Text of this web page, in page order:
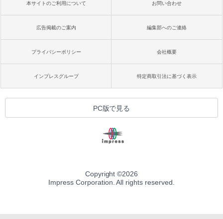
本サイトのご利用について お問い合わせ
広告掲載のご案内 編集部へのご連絡
プライバシーポリシー 会社概要
インプレスグループ 特定商取引法に基づく表示
PC版で見る
Copyright ©2026
Impress Corporation. All rights reserved.